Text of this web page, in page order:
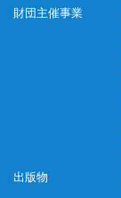
財団主催事業
出版物